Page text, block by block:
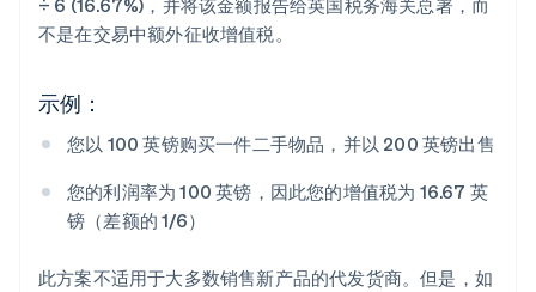
÷ 6 (16.67%)，并将该金额报告给英国税务海关总署，而
不是在交易中额外征收增值税。
示例：
您以 100 英镑购买一件二手物品，并以 200 英镑出售
您的利润率为 100 英镑，因此您的增值税为 16.67 英
镑（差额的 1/6）
此方案不适用于大多数销售新产品的代发货商。但是，如